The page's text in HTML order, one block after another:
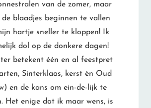
van de zomer, maar
de blaadjes beginnen te vallen
hartje sneller te kloppen! Ik
dol op de donkere dagen!
betekent één en al feestpret
Sinterklaas, kerst èn Oud
en de kans om ein-de-lijk te
Het enige dat ik maar wens, is